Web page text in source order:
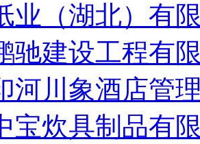
业（湖北）有
驰建设工程有
河川象酒店管
宝炊具制品有